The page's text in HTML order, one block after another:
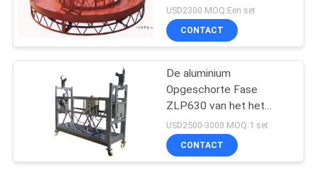
de Steigersystemen
USD2300 MOQ:Een set
CONTACT
De aluminium
Opgeschorte Fase
ZLP630 van het het
Werkplatform 380V 3
met Elektrocontroledoos
USD2500-3000 MOQ:1 set
CONTACT